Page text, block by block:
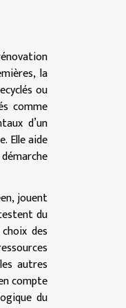
la
ou
comme
d’un
Elle aide
jouent
du
des
autres
compte
du